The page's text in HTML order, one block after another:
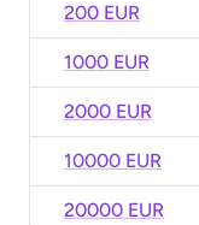
200 EUR
1000 EUR
2000 EUR
10000 EUR
20000 EUR